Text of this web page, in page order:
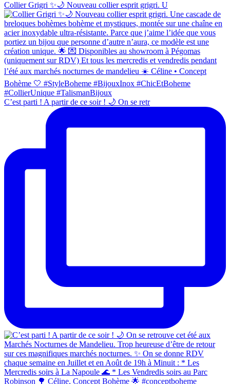
Collier Grigri ✨🌙 Nouveau collier esprit grigri. U
C’est parti ! A partir de ce soir ! 🌙 On se retr